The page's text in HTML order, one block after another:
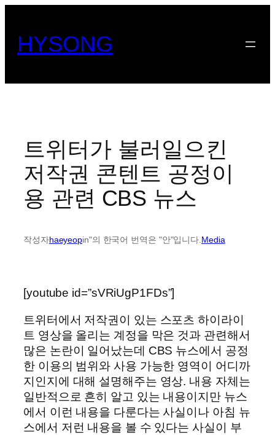
HYSONG
트위터가 불러일으킨
저작권 콘텐트 공정이
용 관련 CBS 뉴스
작성자haeyeopin"의 한국어 번역은 "안"입니다.Media
[youtube id=”sVRiUgP1FDs”]
트위터에서 저작권이 있는 스포츠 하이라이
트 영상을 올리는 계정을 막은 것과 관련해서
많은 논란이 일어났는데 CBS 뉴스에서 공정
한 이용의 범위와 사용 가능한 영역이 어디까
지인지에 대해 설명해주는 영상. 내용 자체는
일반적으로 흔히 알고 있는 내용이지만 뉴스
에서 이런 내용을 다룬다는 사실이나 아침 뉴
스에서 저런 내용을 볼 수 있다는 사실이 부